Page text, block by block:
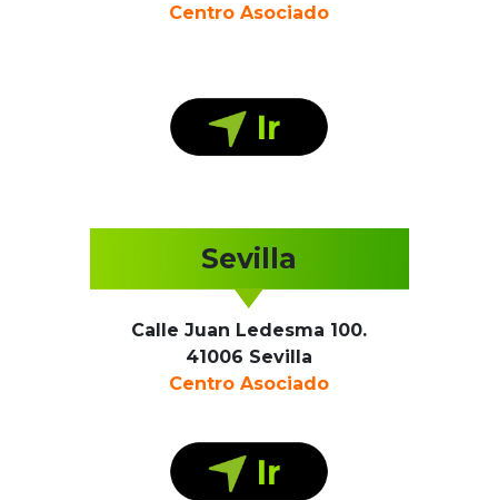
Centro Asociado
Sevilla
Calle Juan Ledesma 100.
41006 Sevilla
Centro Asociado